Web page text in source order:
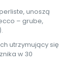
unoszą
– grube,
utrzymujący się
w 30